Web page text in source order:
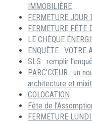
IMMOBILIÈRE
FERMETURE JOUR
FERMETURE FÊTE
LE CHÈQUE
ENQUÊTE : VOTRE
SLS : remplir
PARC’CŒUR : un
architecture et
COLOCATION
Fête de
FERMETURE